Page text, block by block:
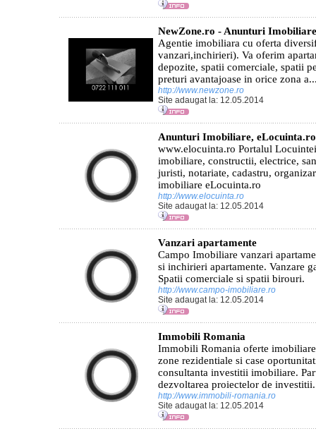
NewZone.ro - Anunturi Imobiliare
Agentie imobiliara cu oferta
vanzari,inchirieri). Va oferim
depozite, spatii comerciale, spatii
preturi avantajoase in orice zona
http://www.newzone.ro
Site adaugat la: 12.05.2014
Anunturi Imobiliare, eLocuinta.ro
www.elocuinta.ro Portalul
imobiliare, constructii, electrice,
juristi, notariate, cadastru,
imobiliare eLocuinta.ro
http://www.elocuinta.ro
Site adaugat la: 12.05.2014
Vanzari apartamente
Campo Imobiliare vanzari
si inchirieri apartamente. Vanzare
Spatii comerciale si spatii birouri.
http://www.campo-imobiliare.ro
Site adaugat la: 12.05.2014
Immobili Romania
Immobili Romania oferte
zone rezidentiale si case
consultanta investitii imobiliare.
dezvoltarea proiectelor de
http://www.immobili-romania.ro
Site adaugat la: 12.05.2014